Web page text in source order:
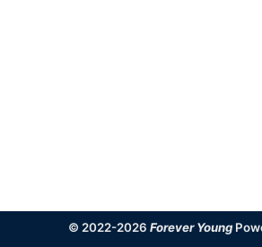
© 2022-2026 Forever Young